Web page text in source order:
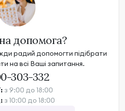
допомога?
радий допомогти підібрати
на всі Ваші запитання.
303-332
з 9:00 до 18:00
з 10:00 до 18:00